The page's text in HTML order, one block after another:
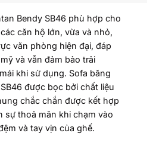
Bendy SB46 phù hợp cho
căn hộ lớn, vừa và nhỏ,
văn phòng hiện đại, đáp
và vẫn đảm bảo trải
khi sử dụng. Sofa băng
được bọc bởi chất liệu
chắc chắn được kết hợp
sự thoả mãn khi chạm vào
và tay vịn của ghế.